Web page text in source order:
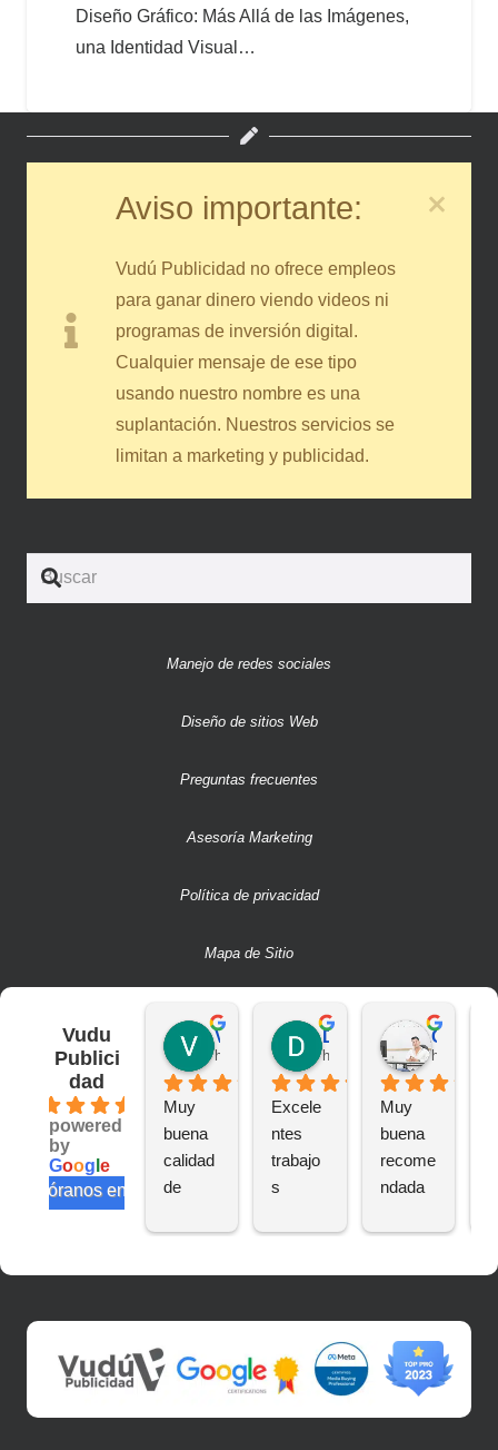
Diseño Gráfico: Más Allá de las Imágenes,
una Identidad Visual…
Aviso importante:
Vudú Publicidad no ofrece empleos
para ganar dinero viendo videos ni
programas de inversión digital.
Cualquier mensaje de ese tipo
usando nuestro nombre es una
suplantación. Nuestros servicios se
limitan a marketing y publicidad.
Manejo de redes sociales
Diseño de sitios Web
Preguntas frecuentes
Asesoría Marketing
Política de privacidad
Mapa de Sitio
Vudu
Publici
dad
powered
by
Goog e
valóranos en
hace 2 años
Muy
buena
calidad
de
s
hace 2 años
Excele
ntes
trabajo
s
hace 2
Muy
buena
recome
ndada